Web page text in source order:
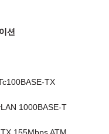
션
100BASE-TX
1000BASE-T